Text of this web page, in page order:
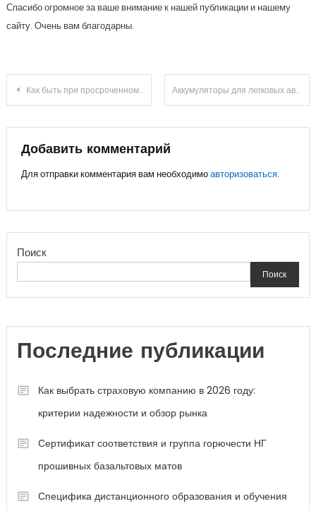
Спасибо огромное за ваше внимание к нашей публикации и нашему
сайту. Очень вам благодарны.
Навигация
записям
Как быть при просроченном техосмотре Аккумуляторы для легковых авто
Добавить комментарий
Для отправки комментария вам необходимоавторизоваться.
Поиск
Поиск
Последние публикации
Как выбрать страховую компанию в 2026 году:
критерии надежности и обзор рынка
Сертификат соответствия и группа горючести НГ
прошивных базальтовых матов
Специфика дистанционного образования и обучения